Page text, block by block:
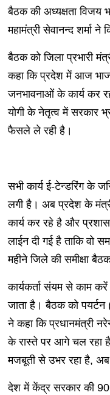
बैठक की अध्यक्षता विजय
महामंत्री सेवानन्द शर्मा ने
बैठक को जिला प्रभारी
कहा कि प्रदेश में आज
जनभावनाओं के कार्य कर
योगी के नेतृत्व में सरकार
फैसले ले रही है।
सभी कार्य ई-टेन्डरिंग के
लगी है। अब प्रदेश के
कार्य कर रहे है और
लाईन दी गई है ताकि वो
महीने जिले की समीक्षा
कार्यकर्ता संयम से काम
जाता है। बैठक को पयर्टन
ने कहा कि प्रधानमंत्री
के रास्ते पर आगे चल रहा
मजबूती से उभर रहा है, अब
देश में केंद्र सरकार की 90